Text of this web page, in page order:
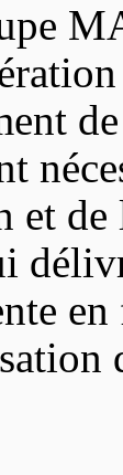
et de
en